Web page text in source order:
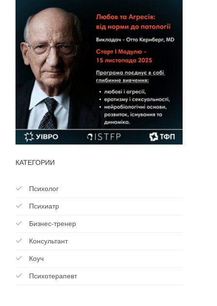
КАТЕГОРИИ
Психолог
Психиатр
Бизнес-тренер
Консультант
Коуч
Психотерапевт